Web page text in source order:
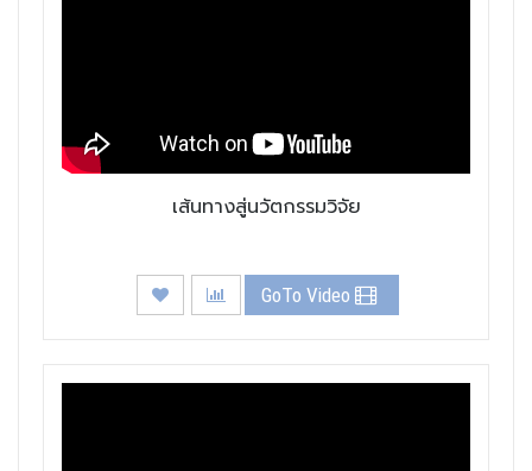
เส้นทางสู่นวัตกรรมวิจัย
GoTo Video